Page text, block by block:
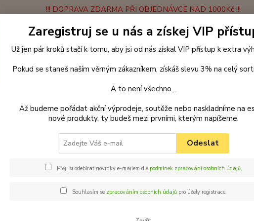
!!! DOPRAVA ZDARMA PŘI OBJEDNÁVCE NAD 1000Kč !!!
Doprava a platba Vrácení zboží Obchodní podmínky Velkoobchodní spolupráce
První pomoc pro pejska v zimních
Tipy na zimu se psem
První pomoc pro pejska v zimních
Pokud Váš čtyřnohý parťák potřebuje akutně pomoci, musíte za každou
stresovat také. V takovém případě dochází k chybám a zhoršení stavu
Zaregistruj se u nás a získej VIP
Už jen pár kroků stačí k tomu, aby jsi od nás získal VIP přístup k extra
Pokud se staneš naším věrným zákazníkem, získáš slevu 3% na celý
A to není všechno...
Až budeme pořádat akční výprodeje, soutěže nebo naskladníme na
nové produkty, ty budeš mezi prvními, kterým napíšeme.
Odeslat
Přeji si odebírat novinky e-mailem dle podmínek zpracování osobních údajů.
Souhlasím se zpracováním osobních údajůpro účely registrace.